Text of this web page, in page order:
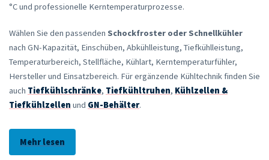
°C und professionelle Kerntemperaturprozesse.
Wählen Sie den passenden Schockfroster oder Schnellkühler
nach GN-Kapazität, Einschüben, Abkühlleistung, Tiefkühlleistung,
Temperaturbereich, Stellfläche, Kühlart, Kerntemperaturfühler,
Hersteller und Einsatzbereich. Für ergänzende Kühltechnik finden Sie
auch Tiefkühlschränke, Tiefkühltruhen, Kühlzellen &
Tiefkühlzellen und GN-Behälter.
Mehr lesen